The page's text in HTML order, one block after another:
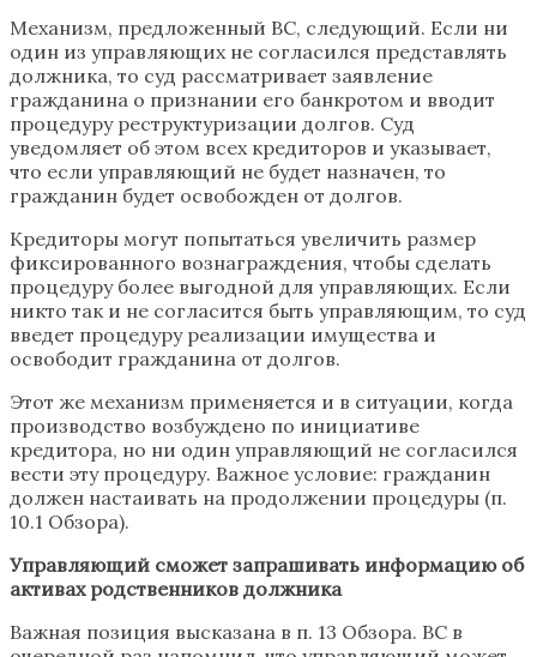
Механизм, предложенный ВС, следующий. Если ни
один из управляющих не согласился представлять
должника, то суд рассматривает заявление
гражданина о признании его банкротом и вводит
процедуру реструктуризации долгов. Суд
уведомляет об этом всех кредиторов и указывает,
что если управляющий не будет назначен, то
гражданин будет освобожден от долгов.
Кредиторы могут попытаться увеличить размер
фиксированного вознаграждения, чтобы сделать
процедуру более выгодной для управляющих. Если
никто так и не согласится быть управляющим, то суд
введет процедуру реализации имущества и
освободит гражданина от долгов.
Этот же механизм применяется и в ситуации, когда
производство возбуждено по инициативе
кредитора, но ни один управляющий не согласился
вести эту процедуру. Важное условие: гражданин
должен настаивать на продолжении процедуры (п.
10.1 Обзора).
Управляющий сможет запрашивать информацию об
активах родственников должника
Важная позиция высказана в п. 13 Обзора. ВС в